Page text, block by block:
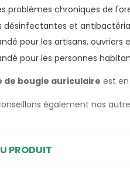
problèmes chroniques de
désinfectantes et
pour les artisans, ouvriers
pour les personnes
de bougie auriculaire est en
également nos
PRODUIT